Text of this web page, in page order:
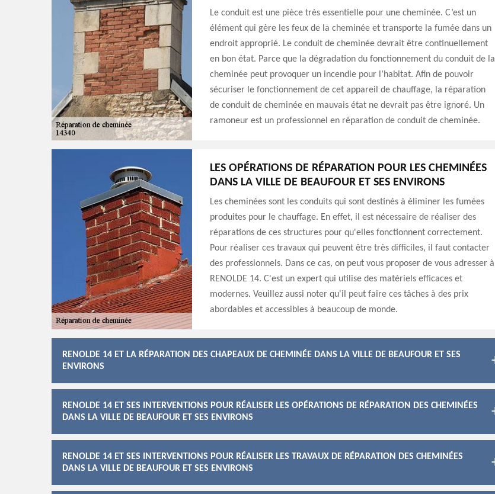
Le conduit est une pièce très essentielle pour une cheminée. C’est un
élément qui gère les feux de la cheminée et transporte la fumée dans un
endroit approprié. Le conduit de cheminée devrait être continuellement
en bon état. Parce que la dégradation du fonctionnement du conduit de la
cheminée peut provoquer un incendie pour l’habitat. Afin de pouvoir
sécuriser le fonctionnement de cet appareil de chauffage, la réparation
de conduit de cheminée en mauvais état ne devrait pas être ignoré. Un
ramoneur est un professionnel en réparation de conduit de cheminée.
LES OPÉRATIONS DE RÉPARATION POUR LES CHEMINÉES
DANS LA VILLE DE BEAUFOUR ET SES ENVIRONS
Les cheminées sont les conduits qui sont destinés à éliminer les fumées
produites pour le chauffage. En effet, il est nécessaire de réaliser des
réparations de ces structures pour qu'elles fonctionnent correctement.
Pour réaliser ces travaux qui peuvent être très difficiles, il faut contacter
des professionnels. Dans ce cas, on peut vous proposer de vous adresser à
RENOLDE 14. C'est un expert qui utilise des matériels efficaces et
modernes. Veuillez aussi noter qu'il peut faire ces tâches à des prix
abordables et accessibles à beaucoup de monde.
RENOLDE 14 ET LA RÉPARATION DES CHAPEAUX DE CHEMINÉE DANS LA VILLE DE BEAUFOUR ET SES
ENVIRONS
RENOLDE 14 ET SES INTERVENTIONS POUR RÉALISER LES OPÉRATIONS DE RÉPARATION DES CHEMINÉES
DANS LA VILLE DE BEAUFOUR ET SES ENVIRONS
RENOLDE 14 ET SES INTERVENTIONS POUR RÉALISER LES TRAVAUX DE RÉPARATION DES CHEMINÉES
DANS LA VILLE DE BEAUFOUR ET SES ENVIRONS